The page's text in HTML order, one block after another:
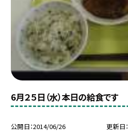
6月２５日（水）本日の給食です
公開日 2014/06/26 更新日